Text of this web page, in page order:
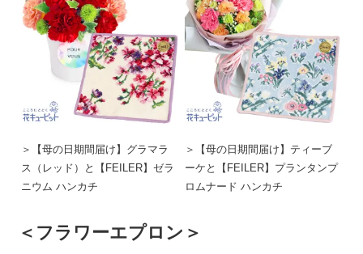
＞【母の日期間届け】グラマラ
ス（レッド）と【FEILER】ゼラ
ニウム ハンカチ
＞【母の日期間届け】ティーブ
ーケと【FEILER】プランタンプ
ロムナード ハンカチ
＜フラワーエプロン＞